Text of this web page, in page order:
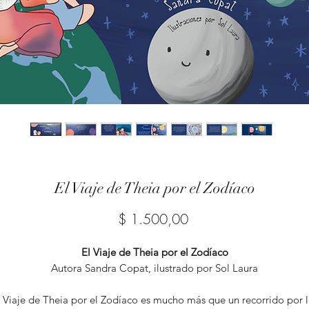
El Viaje de Theia por el Zodíaco
$ 1.500,00Precio
El Viaje de Theia por el Zodíaco
Autora Sandra Copat, ilustrado por Sol Laura
Viaje de Theia por el Zodíaco es mucho más que un recorrido por